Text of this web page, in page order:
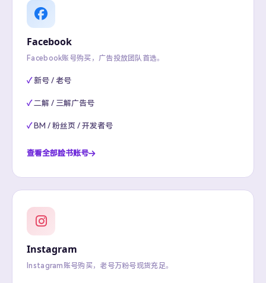
Facebook
Facebook账号购买，广告投放团队首选。
新号 / 老号
二解 / 三解广告号
BM / 粉丝页 / 开发者号
查看全部脸书账号
Instagram
Instagram账号购买，老号万粉号现货充足。